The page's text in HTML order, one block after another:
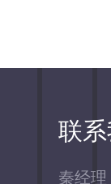
联
秦经理